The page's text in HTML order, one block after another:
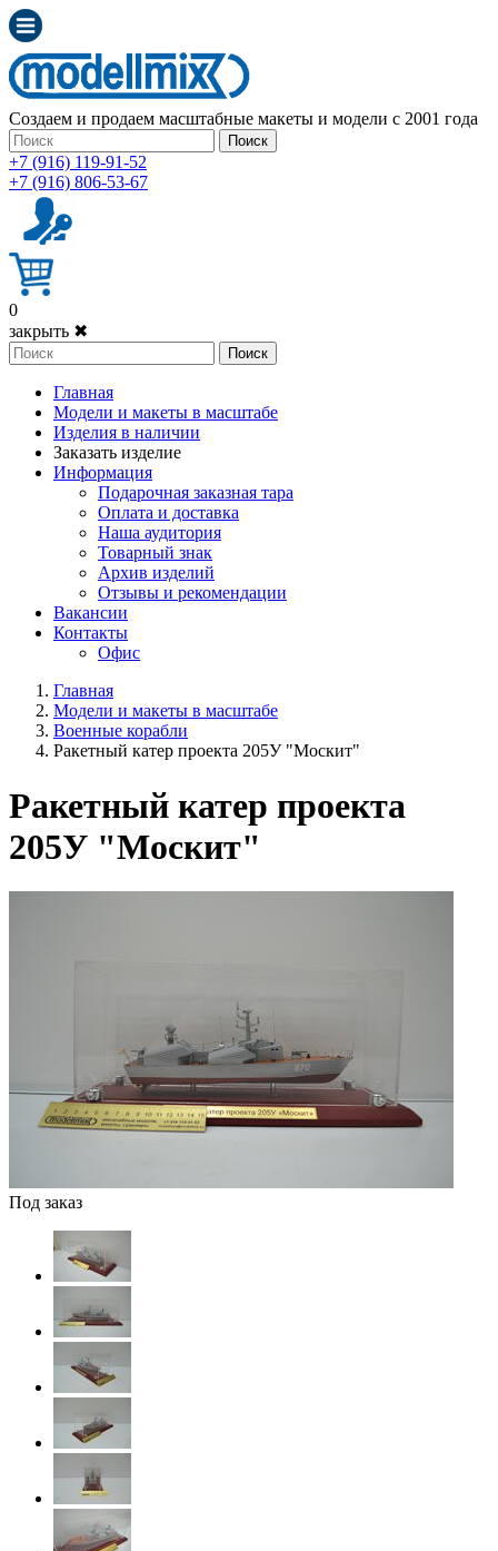
Создаем и продаем масштабные макеты и модели с 2001 года
Поиск
+7 (916) 119-91-52
+7 (916) 806-53-67
0
закрыть ✖
Поиск
Главная
Модели и макеты в масштабе
Изделия в наличии
Заказать изделие
Информация
Подарочная заказная тара
Оплата и доставка
Наша аудитория
Товарный знак
Архив изделий
Отзывы и рекомендации
Вакансии
Контакты
Офис
Главная
Модели и макеты в масштабе
Военные корабли
Ракетный катер проекта 205У "Москит"
Ракетный катер проекта
205У "Москит"
Под заказ